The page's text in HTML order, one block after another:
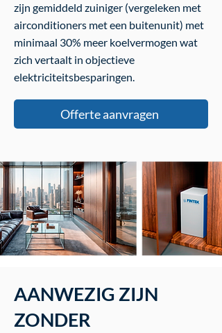
zijn gemiddeld zuiniger (vergeleken met
airconditioners met een buitenunit) met
minimaal 30% meer koelvermogen wat
zich vertaalt in objectieve
elektriciteitsbesparingen.
Offerte aanvragen
AANWEZIG ZIJN
ZONDER